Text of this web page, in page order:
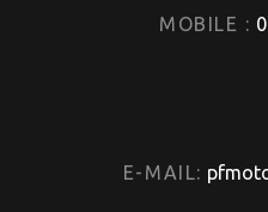
MOBILE :
E-MAIL: